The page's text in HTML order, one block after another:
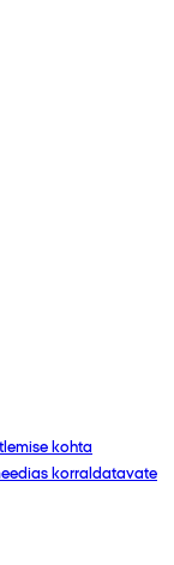
kohta
korraldatavate